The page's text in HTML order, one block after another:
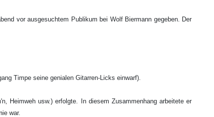
vor ausgesuchtem Publikum bei Wolf Biermann gegeben. Der
Timpe seine genialen Gitarren-Licks einwarf).
Heimweh usw.) erfolgte. In diesem Zusammenhang arbeitete er
war.